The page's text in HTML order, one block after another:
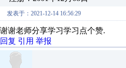
发表于：2021-12-14 16:56:29
谢谢老师分享学习学习点个赞.
回复 引用 举报